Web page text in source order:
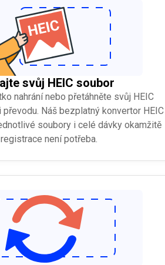
svůj HEIC soubor
nahrání nebo přetáhněte svůj HEIC
Náš bezplatný konvertor HEIC
soubory i celé dávky okamžitě
není potřeba.